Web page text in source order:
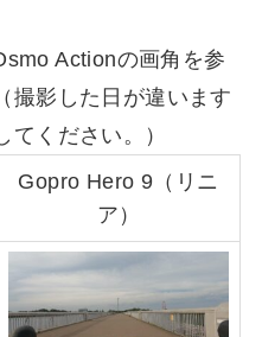
Actionの画角を参
撮影した日が違います
ください。）
Gopro Hero 9（リニ
ア）